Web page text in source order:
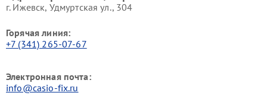
г. Ижевск, Удмуртская ул., 304
Горячая линия:
+7 (341) 265-07-67
Электронная почта:
info@casio-fix.ru